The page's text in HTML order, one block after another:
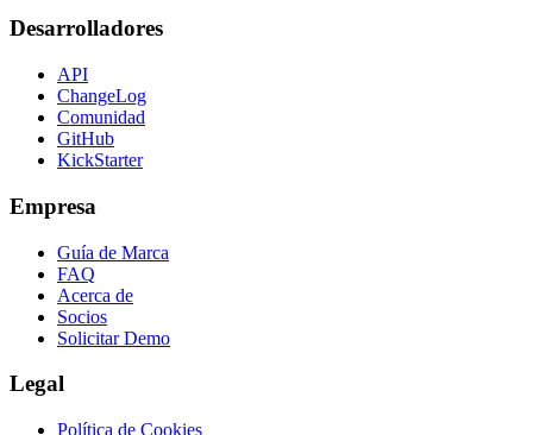
Desarrolladores
API
ChangeLog
Comunidad
GitHub
KickStarter
Empresa
Guía de Marca
FAQ
Acerca de
Socios
Solicitar Demo
Legal
Política de Cookies